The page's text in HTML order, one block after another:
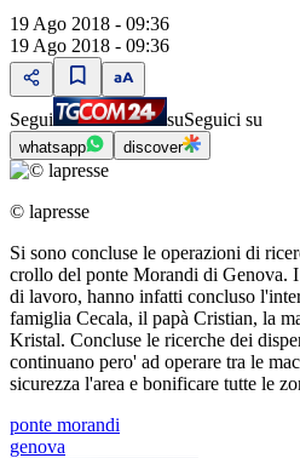
19 Ago 2018 - 09:36
19 Ago 2018 - 09:36
Segui suSeguici su
whatsapp discover
© lapresse
Si sono concluse le operazioni di
crollo del ponte Morandi di Genova.
di lavoro, hanno infatti concluso
famiglia Cecala, il papà Cristian, la
Kristal. Concluse le ricerche dei
continuano pero' ad operare tra le
sicurezza l'area e bonificare tutte le
ponte morandi
genova